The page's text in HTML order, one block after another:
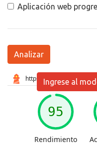
Aplicación web
Analizar
Ingrese al